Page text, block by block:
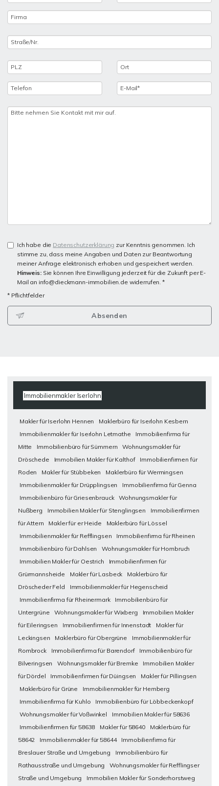
Ich habe die Datenschutzerklärung zur Kenntnis genommen. Ich
stimme zu, dass meine Angaben und Daten zur Beantwortung
meiner Anfrage elektronisch erhoben und gespeichert werden.
Hinweis:Sie können Ihre Einwilligung jederzeit für die Zukunft per E-
Mail an info@dieckmann-immobilien.de widerrufen. *
* Pflichtfelder
Absenden
Immobilienmakler Iserlohn
Makler für Iserlohn Hennen
Maklerbüro für Iserlohn Kesbern
Immobilienmakler für Iserlohn Letmathe
Immobilienfirma für
Mitte
Immobilienbüro für Sümmern
Wohnungsmakler für
Dröschede
Immobilien Makler für Kalthof
Immobilienfirmen für
Roden
Makler für Stübbeken
Maklerbüro für Wermingsen
Immobilienmakler für Drüpplingsen
Immobilienfirma für Genna
Immobilienbüro für Griesenbrauck
Wohnungsmakler für
Nußberg
Immobilien Makler für Stenglingsen
Immobilienfirmen
für Attern
Makler für er Heide
Maklerbüro für Lössel
Immobilienmakler für Refflingsen
Immobilienfirma für Rheinen
Immobilienbüro für Dahlsen
Wohnungsmakler für Hombruch
Immobilien Makler für Oestrich
Immobilienfirmen für
Grürmannsheide
Makler für Lasbeck
Maklerbüro für
Dröscheder Feld
Immobilienmakler für Hegenscheid
Immobilienfirma für Rheinermark
Immobilienbüro für
Untergrüne
Wohnungsmakler für Wixberg
Immobilien Makler
für Eileringsen
Immobilienfirmen für Innenstadt
Makler für
Leckingsen
Maklerbüro für Obergrüne
Immobilienmakler für
Rombrock
Immobilienfirma für Barendorf
Immobilienbüro für
Bilveringsen
Wohnungsmakler für Bremke
Immobilien Makler
für Dördel
Immobilienfirmen für Düingsen
Makler für Pillingsen
Maklerbüro für Grüne
Immobilienmakler für Hemberg
Immobilienfirma für Kuhlo
Immobilienbüro für Löbbeckenkopf
Wohnungsmakler für Voßwinkel
Immobilien Makler für 58636
Immobilienfirmen für 58638
Makler für 58640
Maklerbüro für
58642
Immobilienmakler für 58644
Immobilienfirma für
Breslauer Straße und Umgebung
Immobilienbüro für
Rathausstraße und Umgebung
Wohnungsmakler für Refflingser
Straße und Umgebung
Immobilien Makler für Sonderhorstweg